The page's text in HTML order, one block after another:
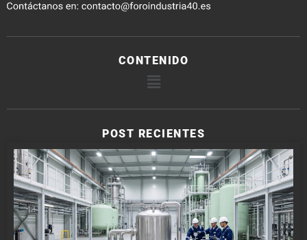
CONTENIDO
POST RECIENTES